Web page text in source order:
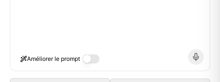
Améliorer le prompt